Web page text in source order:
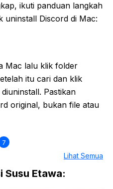
ikuti panduan langkah
uninstall Discord di Mac:
Mac lalu klik folder
itu cari dan klik
Pastikan
original, bukan file atau
7
Lihat Semua
Susu Etawa: